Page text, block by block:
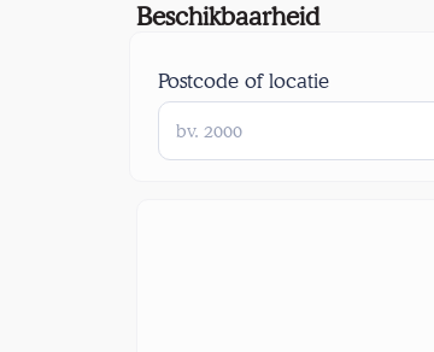
Beschikbaarheid
Postcode of locatie